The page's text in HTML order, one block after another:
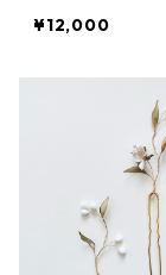
¥12,000